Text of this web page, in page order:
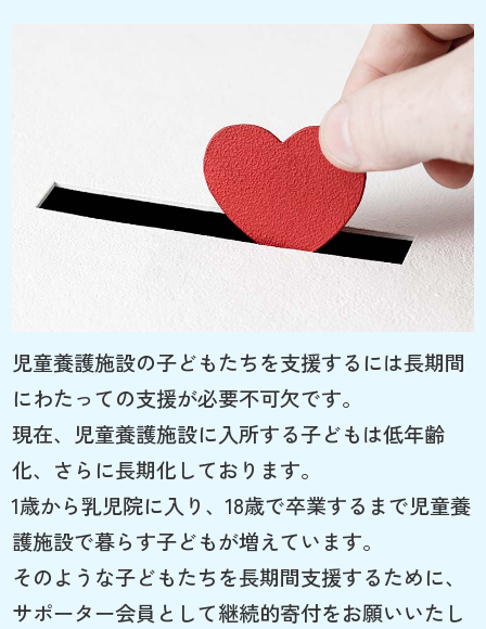
児童養護施設の子どもたちを支援するには長期間
にわたっての支援が必要不可欠です。
現在、児童養護施設に入所する子どもは低年齢
化、さらに長期化しております。
1歳から乳児院に入り、18歳で卒業するまで児童養
護施設で暮らす子どもが増えています。
そのような子どもたちを長期間支援するために、
サポーター会員として継続的寄付をお願いいたし